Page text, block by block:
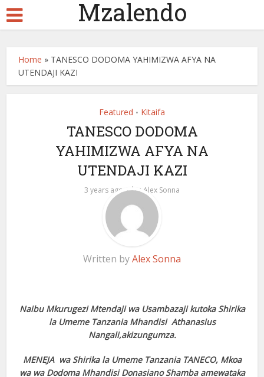
Mzalendo
Home » TANESCO DODOMA YAHIMIZWA AFYA NA
UTENDAJI KAZI
Featured • Kitaifa
TANESCO DODOMA
YAHIMIZWA AFYA NA
UTENDAJI KAZI
3 years ago by Alex Sonna
Written byAlex Sonna
Naibu Mkurugezi Mtendaji wa Usambazaji kutoka Shirika
la Umeme Tanzania Mhandisi Athanasius
Nangali,akizungumza.
MENEJA wa Shirika la Umeme Tanzania TANECO, Mkoa
wa wa Dodoma Mhandisi Donasiano Shamba amewataka